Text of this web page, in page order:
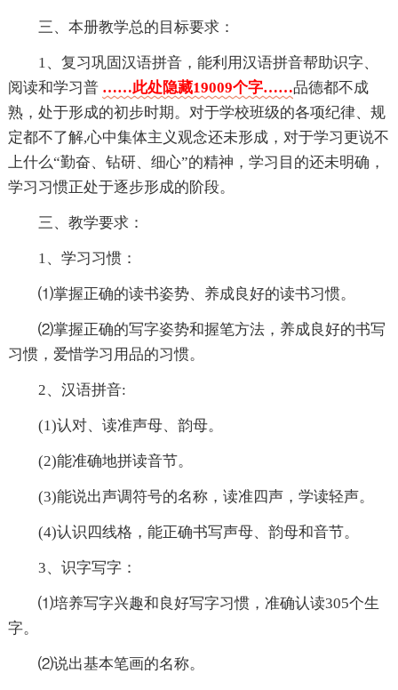
三、本册教学总的目标要求：
1、复习巩固汉语拼音，能利用汉语拼音帮助识字、
阅读和学习普 ……此处隐藏19009个字……品德都不成
熟，处于形成的初步时期。对于学校班级的各项纪律、规
定都不了解,心中集体主义观念还未形成，对于学习更说不
上什么“勤奋、钻研、细心”的精神，学习目的还未明确，
学习习惯正处于逐步形成的阶段。
三、教学要求：
1、学习习惯：
⑴掌握正确的读书姿势、养成良好的读书习惯。
⑵掌握正确的写字姿势和握笔方法，养成良好的书写
习惯，爱惜学习用品的习惯。
2、汉语拼音:
(1)认对、读准声母、韵母。
(2)能准确地拼读音节。
(3)能说出声调符号的名称，读准四声，学读轻声。
(4)认识四线格，能正确书写声母、韵母和音节。
3、识字写字：
⑴培养写字兴趣和良好写字习惯，准确认读305个生
字。
⑵说出基本笔画的名称。